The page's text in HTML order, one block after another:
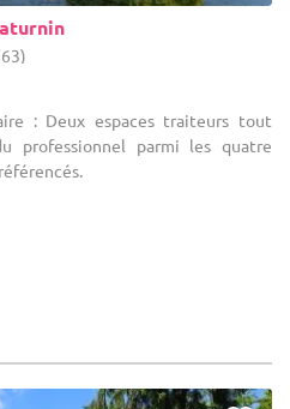
: Deux espaces traiteurs tout
professionnel parmi les quatre